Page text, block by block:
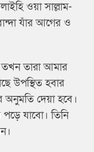
ওয়া সাল্লাম-
যাঁর আগের ও
তখন তারা আমার
উপস্থিত হবার
দেয়া হবে।
পড়ে যাবো। তিনি